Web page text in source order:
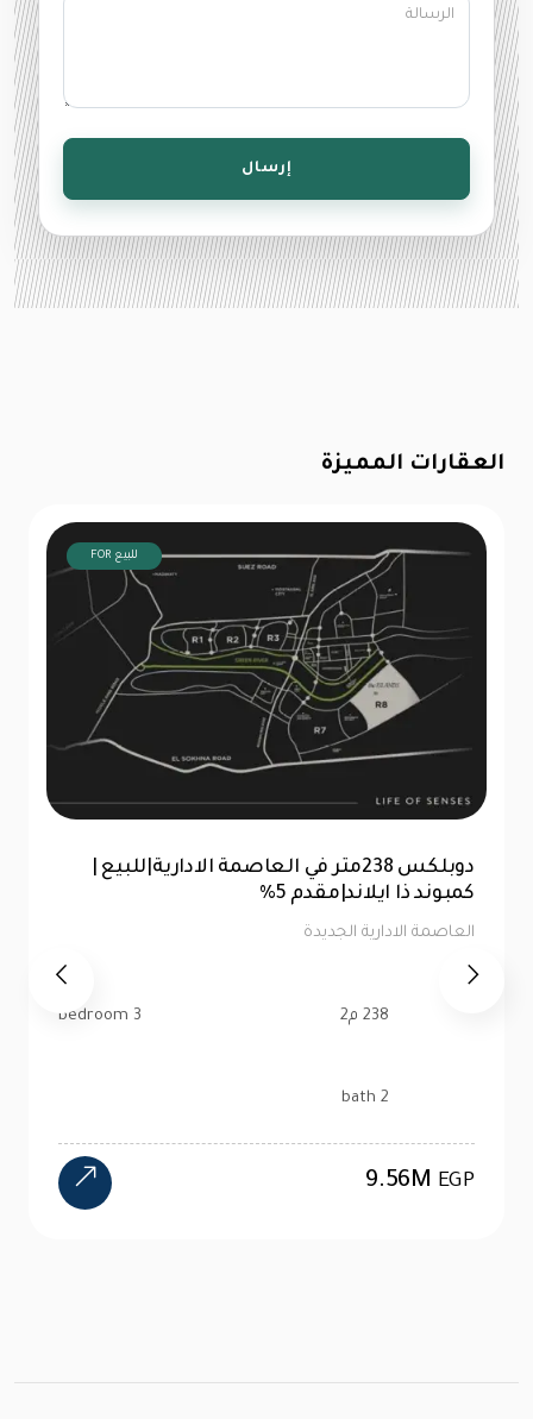
إرسال
العقارات المميزة
FOR للبيع
للبيع |شقة 99 متر|كمبوند ذا ايلاند العاصمة
الإدارية |تقسيط 10سنين
العاصمة الادارية الجديدة
99 م2 2 bedroom
1 bath
4.47M EGP